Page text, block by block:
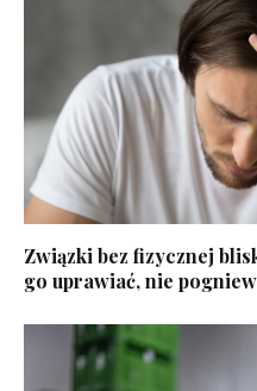
Związki bez fizycznej
go uprawiać, nie